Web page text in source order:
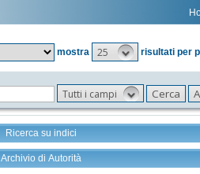
mostra
25 risultati per
Tutti i campi
Ricerca su indici
Archivio di Autorità